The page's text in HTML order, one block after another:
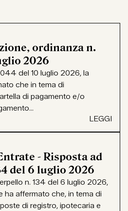
ordinanza n.
2026
del 10 luglio 2026, la
che in tema di
di pagamento e/o
LEGGI
- Risposta ad
del 6 luglio 2026
n. 134 del 6 luglio 2026,
ha affermato che, in tema di
di registro, ipotecaria e